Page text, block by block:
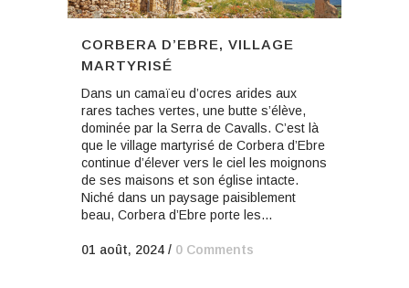
CORBERA D’EBRE, VILLAGE
MARTYRISÉ
Dans un camaïeu d’ocres arides aux
rares taches vertes, une butte s’élève,
dominée par la Serra de Cavalls. C’est là
que le village martyrisé de Corbera d’Ebre
continue d’élever vers le ciel les moignons
de ses maisons et son église intacte.
Niché dans un paysage paisiblement
beau, Corbera d’Ebre porte les...
01 août, 2024 / 0 Comments